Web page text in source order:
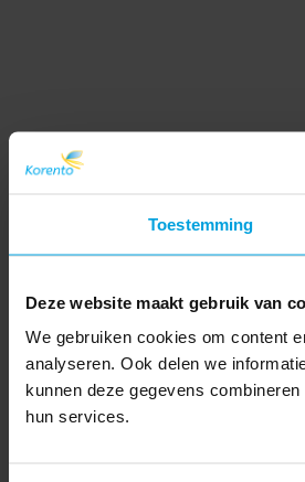
Toestemming
Deze website maakt gebruik van
We gebruiken cookies om content
analyseren. Ook delen we
kunnen deze gegevens
hun services.